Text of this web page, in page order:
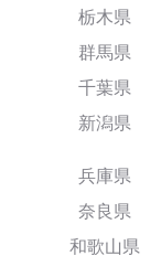
栃木県
群馬県
千葉県
新潟県
兵庫県
奈良県
和歌山県